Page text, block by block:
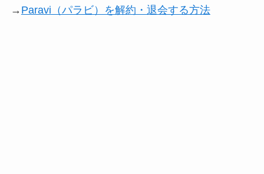
→ Paravi（パラビ）を解約・退会する方法